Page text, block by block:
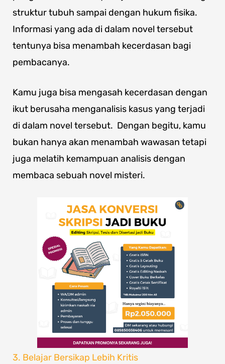
struktur tubuh sampai dengan hukum fisika.
Informasi yang ada di dalam novel tersebut
tentunya bisa menambah kecerdasan bagi
pembacanya.
Kamu juga bisa mengasah kecerdasan dengan
ikut berusaha menganalisis kasus yang terjadi
di dalam novel tersebut. Dengan begitu, kamu
bukan hanya akan menambah wawasan tetapi
juga melatih kemampuan analisis dengan
membaca sebuah novel misteri.
3. Belajar Bersikap Lebih Kritis